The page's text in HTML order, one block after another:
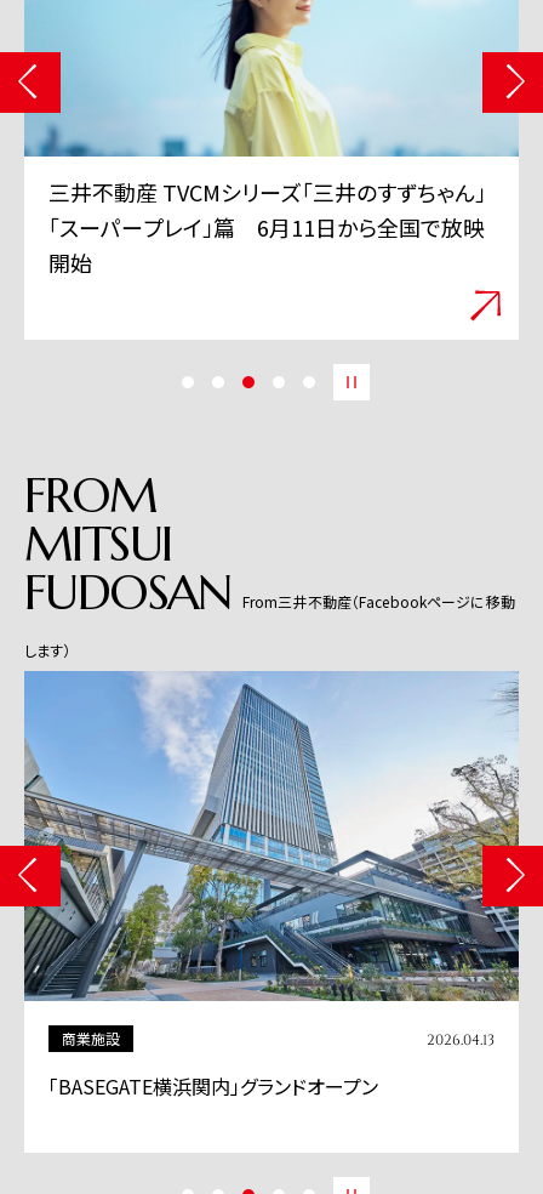
三井不動産 TVCMシリーズ「三井のすずちゃん」
「スーパープレイ」篇 6月11日から全国で放映
開始
FROM
MITSUI
FUDOSAN From三井不動産（Facebookページに移動
します）
商業施設 2026.04.13
「BASEGATE横浜関内」グランドオープン